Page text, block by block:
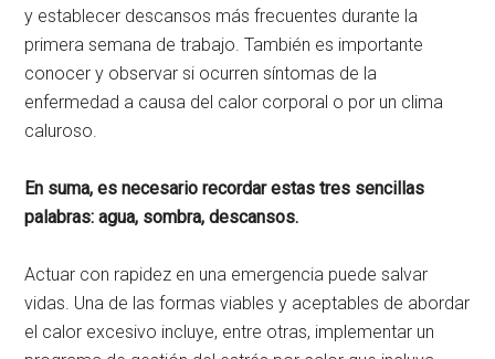
y establecer descansos más frecuentes durante la
primera semana de trabajo. También es importante
conocer y observar si ocurren síntomas de la
enfermedad a causa del calor corporal o por un clima
caluroso.
En suma, es necesario recordar estas tres sencillas
palabras: agua, sombra, descansos.
Actuar con rapidez en una emergencia puede salvar
vidas. Una de las formas viables y aceptables de abordar
el calor excesivo incluye, entre otras, implementar un